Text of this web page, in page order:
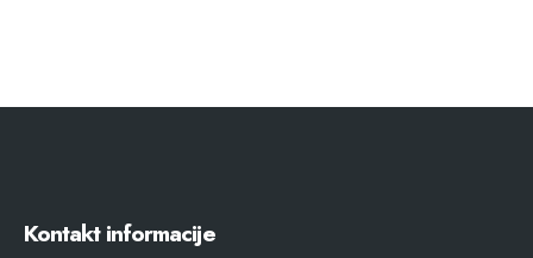
Kontakt informacije